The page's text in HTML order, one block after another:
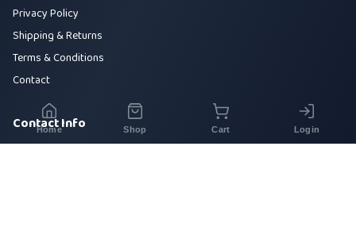
Privacy Policy
Shipping & Returns
Terms & Conditions
Contact
Contact Info
Home Shop Cart Login